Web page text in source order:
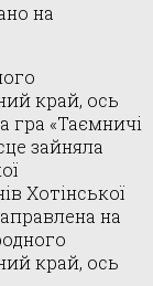
на
край, ось
гра «Таємничі
зайняла
Хотінської
на
край, ось